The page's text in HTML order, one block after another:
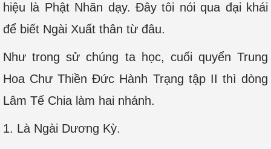
hiệu là Phật Nhãn dạy. Đây tôi nói qua đại khái
để biết Ngài Xuất thân từ đâu.
Như trong sử chúng ta học, cuối quyển Trung
Hoa Chư Thiền Đức Hành Trạng tập II thì dòng
Lâm Tế Chia làm hai nhánh.
1. Là Ngài Dương Kỳ.